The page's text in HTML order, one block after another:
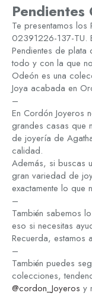
Te presentamos
02391226-137-TU.
Pendientes de
todo y con la que
Odeón es una
Joya acabada en
–
En Cordón Joyeros
grandes casas que
de joyería de
calidad.
Además, si buscas
gran variedad de
exactamente lo que
–
También sabemos
eso si necesitas
Recuerda, estamos
–
También puedes
colecciones,
@cordon_Joyeros y